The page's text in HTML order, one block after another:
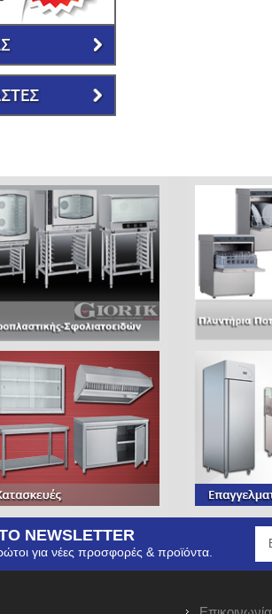
NEWSLETTER
για νέες προσφορές & προϊόντα.